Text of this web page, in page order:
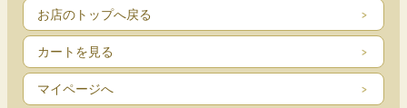
お店のトップへ戻る
カートを見る
マイページへ